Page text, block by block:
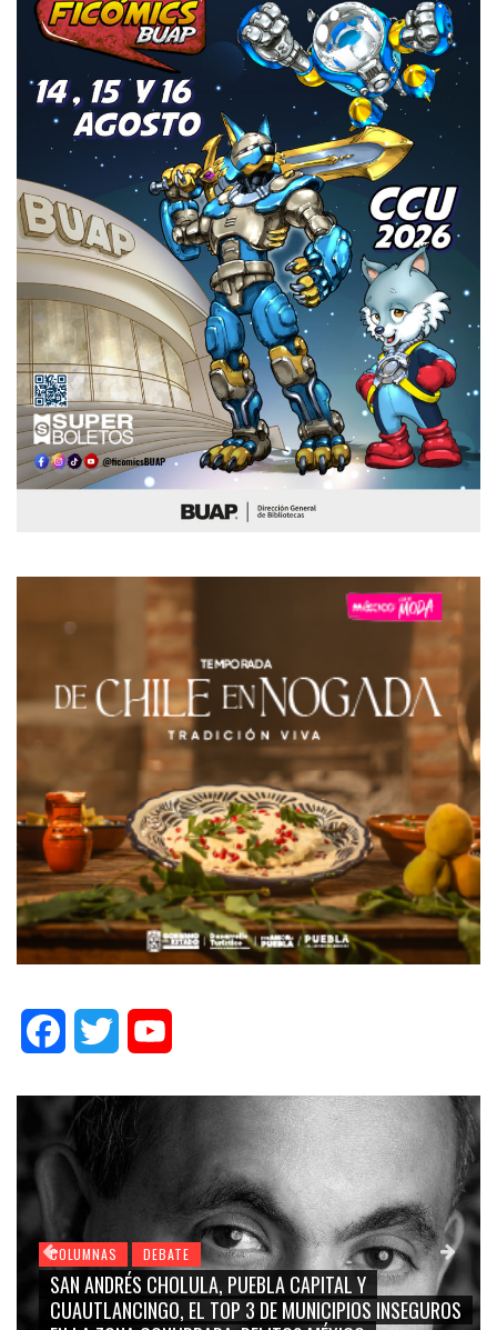
FacebookTwitter
COLUMNAS DEBATE
GRACE PALOMARES, NAY SALVATORI, SERGIO MAYER,
CARMEN SALINAS “LA CORCHOLATA”, CUAUHTÉMOC